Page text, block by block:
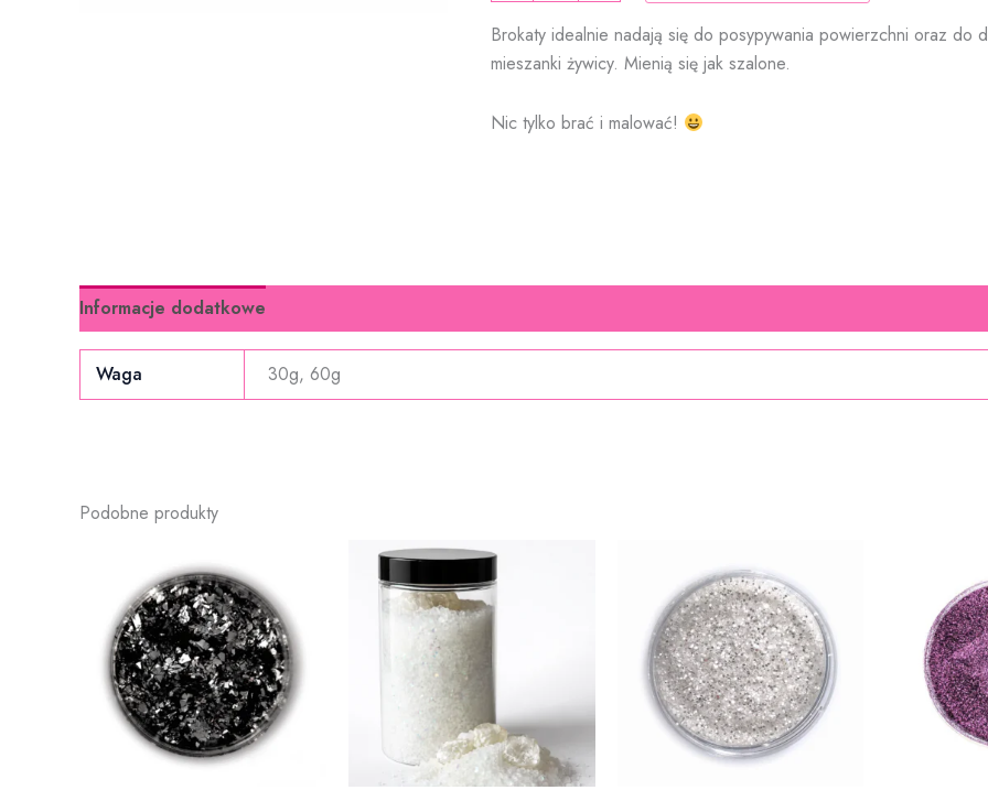
opal
Brokaty idealnie nadają się do posypywania powierzchni oraz do
mieszanki żywicy. Mienią się jak szalone.
Nic tylko brać i malować!
Informacje dodatkowe
Waga 30g, 60g
Podobne produkty